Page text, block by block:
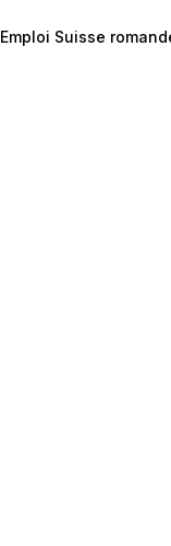
Emploi Suisse